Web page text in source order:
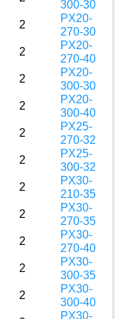
300-30
2
PX20-
270-30
2
PX20-
270-40
2
PX20-
300-30
2
PX20-
300-40
2
PX25-
270-32
2
PX25-
300-32
2
PX30-
210-35
2
PX30-
270-35
2
PX30-
270-40
2
PX30-
300-35
2
PX30-
300-40
PX30-